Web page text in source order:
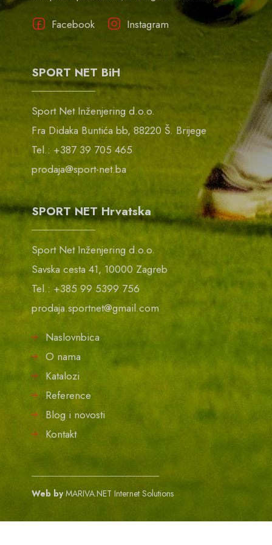
Facebook
Instagram
SPORT NET BiH
Sport Net Inženjering d.o.o.
Fra Didaka Buntića bb, 88220 Š. Brijege
Tel.: +387 39 705 465
prodaja@sport-net.ba
SPORT NET Hrvatska
Sport Net Inženjering d.o.o.
Savska cesta 41, 10000 Zagreb
Tel.: +385 99 5399 756
prodaja.sportnet@gmail.com
Naslovnbica
O nama
Katalozi
Reference
Blog i novosti
Kontakt
Web by MARIVA.NET Internet Solutions